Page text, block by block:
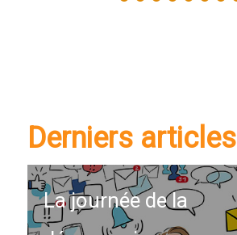
Derniers articles
La journée de la